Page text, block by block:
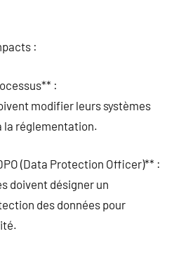
:
:
modifier leurs systèmes
la réglementation.
(Data Protection Officer)** :
doivent désigner un
des données pour